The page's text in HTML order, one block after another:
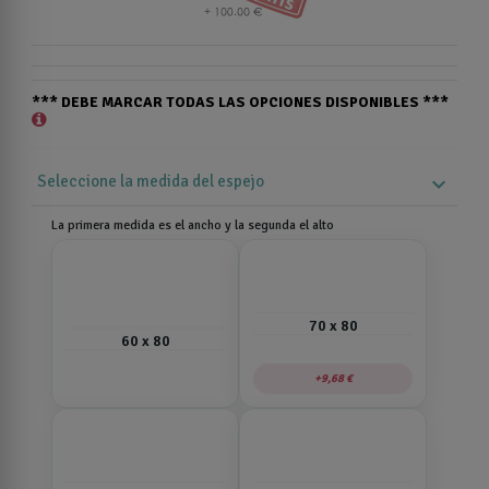
*** DEBE MARCAR TODAS LAS OPCIONES DISPONIBLES ***
Seleccione la medida del espejo expand_more
La primera medida es el ancho y la segunda el alto
60 x 80
70 x 80
9,68 €